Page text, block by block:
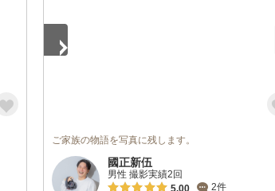
ご家族の物語を写真に残します。
國正新伍
男性 撮影実績2回
5.00
2件